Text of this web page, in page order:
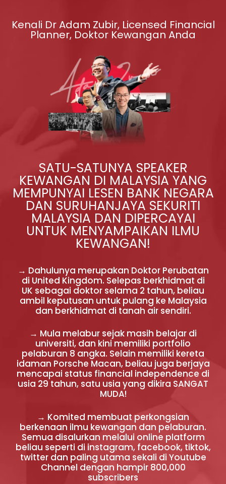
Kenali Dr Adam Zubir, Licensed Financial
Planner, Doktor Kewangan Anda
SATU-SATUNYA SPEAKER
KEWANGAN DI MALAYSIA YANG
MEMPUNYAI LESEN BANK NEGARA
DAN SURUHANJAYA SEKURITI
MALAYSIA DAN DIPERCAYAI
UNTUK MENYAMPAIKAN ILMU
KEWANGAN!
→ Dahulunya merupakan Doktor Perubatan
di United Kingdom. Selepas berkhidmat di
UK sebagai doktor selama 2 tahun, beliau
ambil keputusan untuk pulang ke Malaysia
dan berkhidmat di tanah air sendiri.
→ Mula melabur sejak masih belajar di
universiti, dan kini memiliki portfolio
pelaburan 8 angka. Selain memiliki kereta
idaman Porsche Macan, beliau juga berjaya
mencapai status financial independence di
usia 29 tahun, satu usia yang dikira SANGAT
MUDA!
→ Komited membuat perkongsian
berkenaan ilmu kewangan dan pelaburan.
Semua disalurkan melalui online platform
beliau seperti di instagram, facebook, tiktok,
twitter dan paling utama sekali di Youtube
Channel dengan hampir 800,000
subscribers